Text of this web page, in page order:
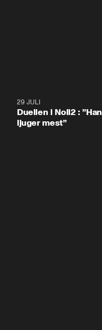
29 JULI
Duellen i Noll2 : ”Han
ljuger mest”